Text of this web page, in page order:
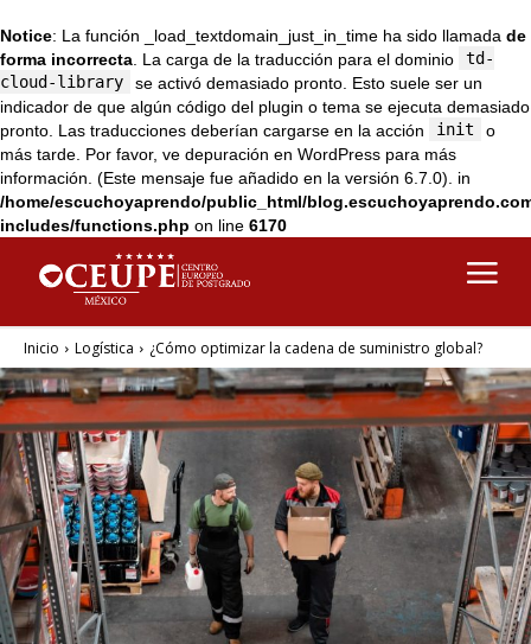
Notice: La función _load_textdomain_just_in_time ha sido llamada de
forma incorrecta . La carga de la traducción para el dominio
td-
cloud-library
se activó demasiado pronto. Esto suele ser un
indicador de que algún código del plugin o tema se ejecuta demasiado
pronto. Las traducciones deberían cargarse en la acción
init
o
más tarde. Por favor, ve depuración en WordPress para más
información. (Este mensaje fue añadido en la versión 6.7.0). in
/home/escuchoyaprendo/public_html/
includes/functions.php on line 6170
Inicio Logística ¿Cómo optimizar la cadena de suministro global?